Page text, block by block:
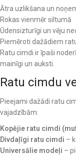
Ātra uzlikšana un
Rokas vienmēr siltumā
Ūdensizturīgi un vēju
Piemēroti dažādiem
Ratu cimdi ir īpaši
mainīgi un auksti.
Ratu cimdu
Pieejami dažādi ratu
vajadzībām:
Kopējie ratu cimdi
Divdaļīgi ratu cimdi –
Universālie modeļi –